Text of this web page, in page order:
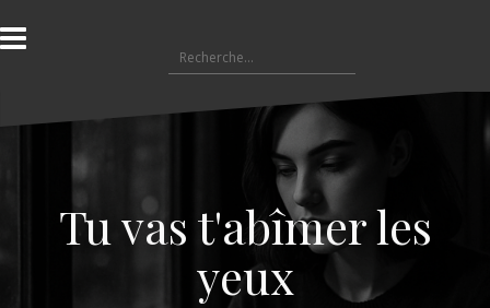
l
a
e
e
Tu vas t'abîmer les
yeux